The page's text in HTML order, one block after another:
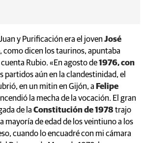
y Purificación era el joven José
como dicen los taurinos, apuntaba
Rubio. «En agosto de1976, con
partidos aún en la clandestinidad, el
en un mitin en Gijón, a Felipe
la mecha de la vocación. El gran
de la Constitución de 1978 trajo
mayoría de edad de los veintiuno a los
cuando lo encuadré con mi cámara